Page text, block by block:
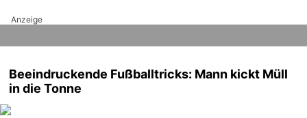
Anzeige
Beeindruckende Fußballtricks: Mann kickt Müll
in die Tonne